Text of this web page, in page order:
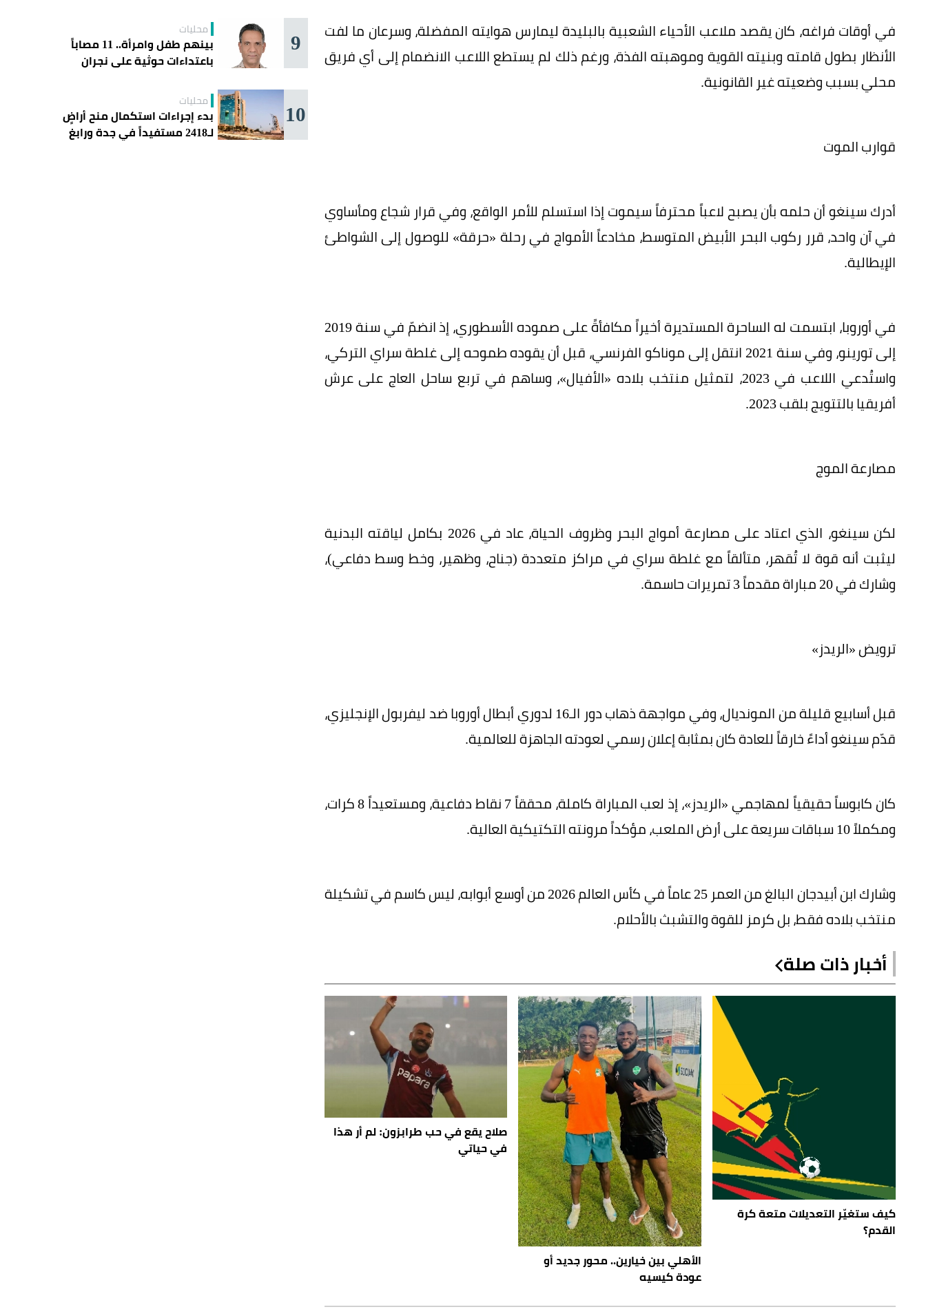
في أوقات فراغه، كان يقصد ملاعب الأحياء الشعبية بالبليدة ليمارس هوايته المفضلة، وسرعان ما لفت
الأنظار بطول قامته وبنيته القوية وموهبته الفذة، ورغم ذلك لم يستطع اللاعب الانضمام إلى أي فريق
محلي بسبب وضعيته غير القانونية.
قوارب الموت
أدرك سينغو أن حلمه بأن يصبح لاعباً محترفاً سيموت إذا استسلم للأمر الواقع، وفي قرار شجاع ومأساوي
في آن واحد، قرر ركوب البحر الأبيض المتوسط، مخادعاً الأمواج في رحلة «حرقة» للوصول إلى الشواطئ
الإيطالية.
في أوروبا، ابتسمت له الساحرة المستديرة أخيراً مكافأةً على صموده الأسطوري، إذ انضمّ في سنة 2019
إلى تورينو، وفي سنة 2021 انتقل إلى موناكو الفرنسي، قبل أن يقوده طموحه إلى غلطة سراي التركي،
واستُدعي اللاعب في 2023، لتمثيل منتخب بلاده «الأفيال»، وساهم في تربع ساحل العاج على عرش
أفريقيا بالتتويج بلقب 2023.
مصارعة الموج
لكن سينغو، الذي اعتاد على مصارعة أمواج البحر وظروف الحياة، عاد في 2026 بكامل لياقته البدنية
ليثبت أنه قوة لا تُقهر، متألقاً مع غلطة سراي في مراكز متعددة (جناح، وظهير، وخط وسط دفاعي)،
وشارك في 20 مباراة مقدماً 3 تمريرات حاسمة.
ترويض «الريدز»
قبل أسابيع قليلة من المونديال، وفي مواجهة ذهاب دور الـ16 لدوري أبطال أوروبا ضد ليفربول الإنجليزي،
قدّم سينغو أداءً خارقاً للعادة كان بمثابة إعلان رسمي لعودته الجاهزة للعالمية.
كان كابوساً حقيقياً لمهاجمي «الريدز»، إذ لعب المباراة كاملة، محققاً 7 نقاط دفاعية، ومستعيداً 8 كرات،
ومكملاً 10 سباقات سريعة على أرض الملعب، مؤكداً مرونته التكتيكية العالية.
وشارك ابن أبيدجان البالغ من العمر 25 عاماً في كأس العالم 2026 من أوسع أبوابه، ليس كاسم في تشكيلة
منتخب بلاده فقط، بل كرمز للقوة والتشبث بالأحلام.
أخبار ذات صلة
كيف ستغيّر التعديلات متعة كرة
القدم؟
الأهلي بين خيارين.. محور جديد أو
عودة كيسيه
صلاح يقع في حب طرابزون: لم أر هذا
في حياتي
9 محليات
بينهم طفل وامرأة.. 11 مصاباً
باعتداءات حوثية على نجران
10 محليات
بدء إجراءات استكمال منح أراضٍ
لـ2418 مستفيداً في جدة ورابغ